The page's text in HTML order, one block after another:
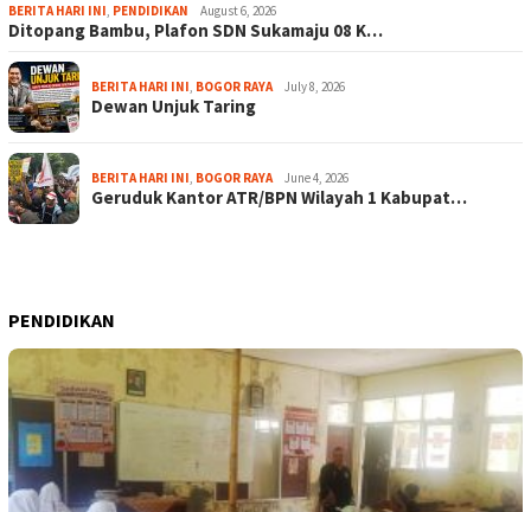
BERITA HARI INI PENDIDIKAN August 6, 2026
Ditopang Bambu, Plafon SDN Sukamaju 08 K…
BERITA HARI INI BOGOR RAYA July 8, 2026
Dewan Unjuk Taring
BERITA HARI INI BOGOR RAYA June 4, 2026
Geruduk Kantor ATR/BPN Wilayah 1 Kabupat…
PENDIDIKAN